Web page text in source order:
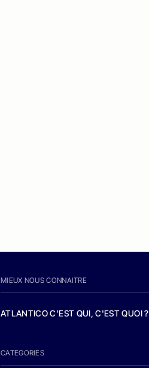
MIEUX NOUS CONNAITRE
ATLANTICO C'EST QUI, C'EST QUOI ?
CATEGORIES